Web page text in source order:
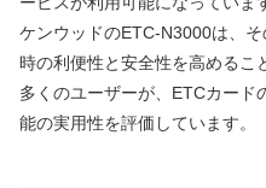
ケンウッドのETC-N3000は、
時の利便性と安全性を高めるこ
多くのユーザーが、ETCカード
能の実用性を評価しています。